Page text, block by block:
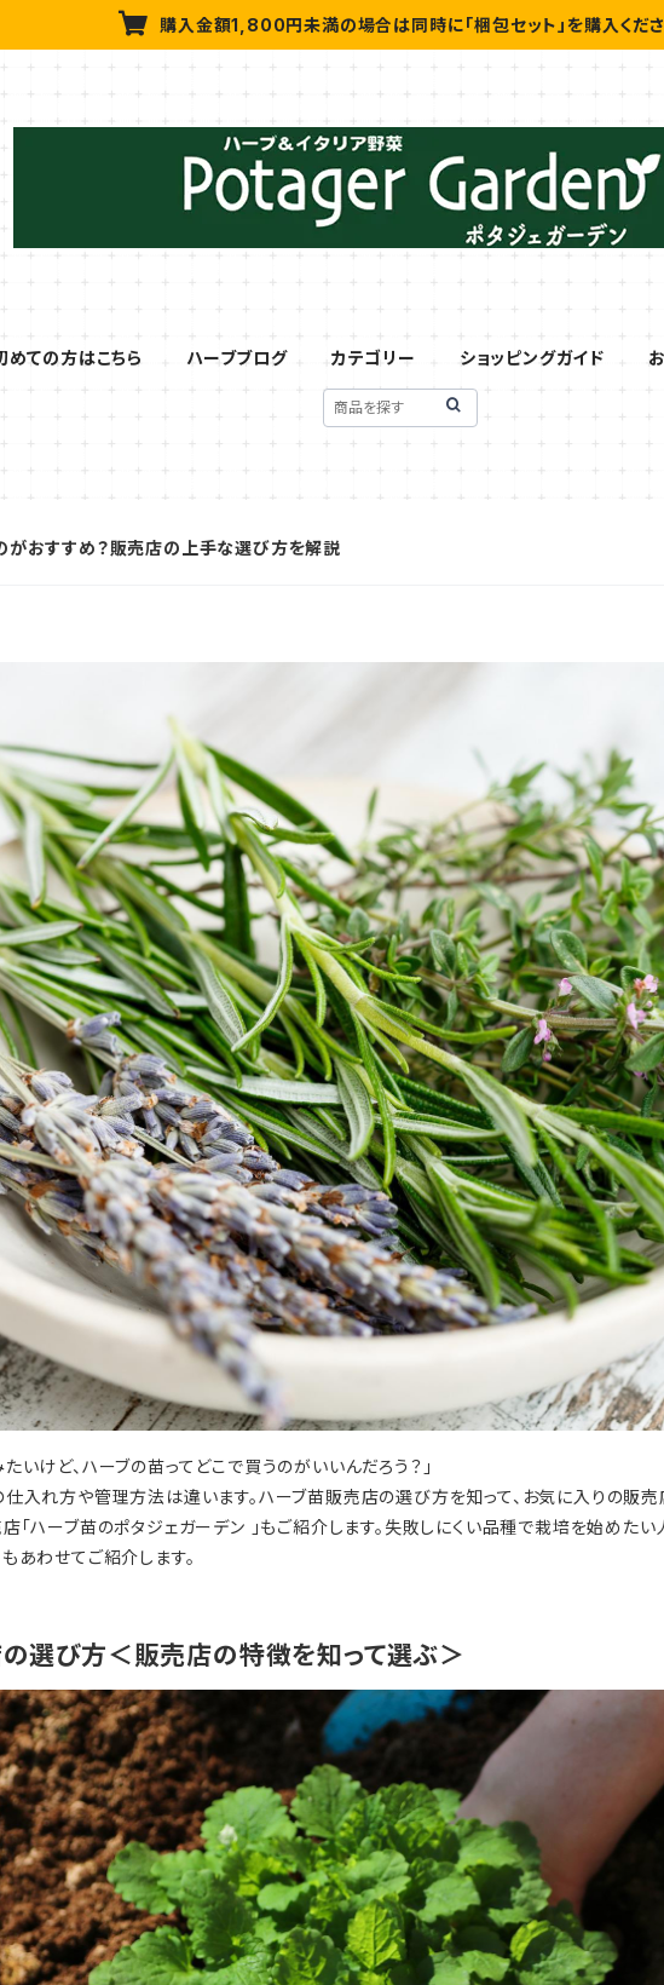
購入金額1,800円未満の場合は同時に「梱包セット」を購入くだ
めての方はこちら ハーブブログ カテゴリー ショッピングガイド
がおすすめ？販売店の上手な選び方を解説
いけど、ハーブの苗ってどこで買うのがいいんだろう？」
仕入れ方や管理方法は違います。ハーブ苗販売店の選び方を知って、お気に入りの販売
「ハーブ苗のポタジェガーデン 」もご紹介します。失敗しにくい品種で栽培を始めた
あわせてご紹介します。
選び方＜販売店の特徴を知って選ぶ＞